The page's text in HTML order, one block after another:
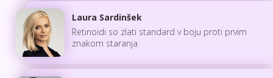
Laura Sardinšek
Retinoidi so zlati standard v boju proti prvim
znakom staranja